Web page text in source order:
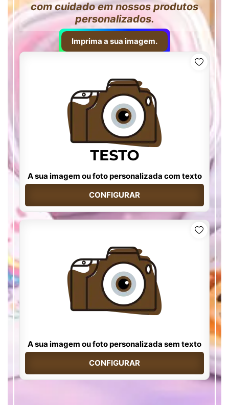
com cuidado em nossos produtos
personalizados.
Imprima a sua imagem.
A sua imagem ou foto personalizada com texto
CONFIGURAR
A sua imagem ou foto personalizada sem texto
CONFIGURAR